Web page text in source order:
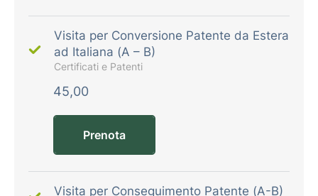
Visita per Conversione Patente da Estera
ad Italiana (A – B)
Certificati e Patenti
45,00
Prenota
Visita per Conseguimento Patente (A-B)